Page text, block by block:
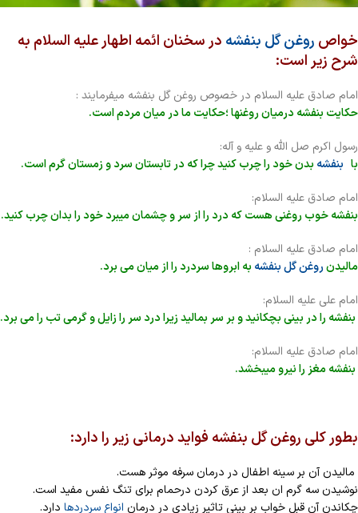
خواص روغن گل بنفشه در سخنان ائمه اطهار علیه السلام به
شرح زیر است:
امام صادق علیه السلام در خصوص روغن گل بنفشه میفرمایند :
حکایت بنفشه درمیان روغنها ؛حکایت ما در میان مردم است.
رسول اکرم صل الله و علیه و آله:
با بنفشه بدن خود را چرب کنید چرا که در تابستان سرد و زمستان گرم است.
امام صادق علیه السلام:
بنفشه خوب روغنی هست که درد را از سر و چشمان میبرد خود را بدان چرب کنید.
امام صادق علیه السلام :
مالیدنروغن گل بنفشه به ابروها سردرد را از میان می برد.
امام علی علیه السلام:
بنفشه را در بینی بچکانید و بر سر بمالید زیرا درد سر را زایل و گرمی تب را می برد.
امام صادق علیه السلام:
بنفشه مغز را نیرو میبخشد.
بطور کلی روغن گل بنفشه فواید درمانی زیر را دارد:
مالیدن آن بر سینه اطفال در درمان سرفه موثر هست.
نوشیدن سه گرم ان بعد از عرق کردن درحمام برای تنگ نفس مفید است.
چکاندن آن قبل خواب بر بینی تاثیر زیادی در درمان انواع سردردها دارد.